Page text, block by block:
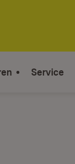
Service